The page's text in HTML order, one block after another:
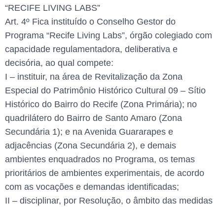
“RECIFE LIVING LABS”
Art. 4º Fica instituído o Conselho Gestor do
Programa “Recife Living Labs”, órgão colegiado com
capacidade regulamentadora, deliberativa e
decisória, ao qual compete:
I – instituir, na área de Revitalização da Zona
Especial do Patrimônio Histórico Cultural 09 – Sítio
Histórico do Bairro do Recife (Zona Primária); no
quadrilátero do Bairro de Santo Amaro (Zona
Secundária 1); e na Avenida Guararapes e
adjacências (Zona Secundária 2), e demais
ambientes enquadrados no Programa, os temas
prioritários de ambientes experimentais, de acordo
com as vocações e demandas identificadas;
II – disciplinar, por Resolução, o âmbito das medidas